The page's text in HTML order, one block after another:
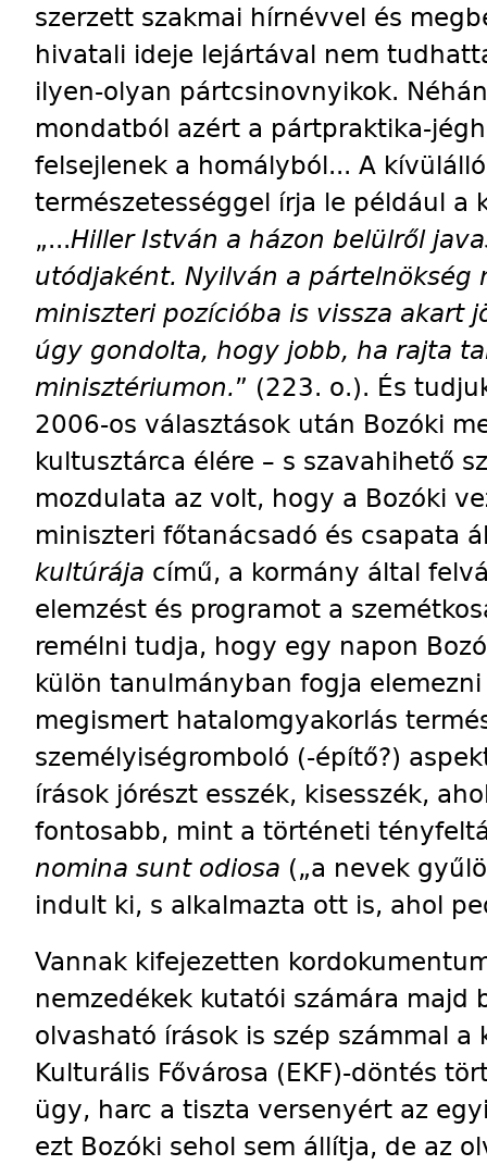
szerzett szakmai hírnévvel és
hivatali ideje lejártával nem
ilyen-olyan pártcsinovnyikok.
mondatból azért a pártpraktika-
felsejlenek a homályból... A
természetességgel írja le például a
„...Hiller István a házon belülről
utódjaként. Nyilván a pártelnökség
miniszteri pozícióba is vissza akart
úgy gondolta, hogy jobb, ha rajta
minisztériumon.” (223. o.). És
2006-os választások után Bozóki
kultusztárca élére – s szavahihető
mozdulata az volt, hogy a Bozóki
miniszteri főtanácsadó és csapata
kultúrája című, a kormány által
elemzést és programot a
remélni tudja, hogy egy napon
külön tanulmányban fogja
megismert hatalomgyakorlás
személyiségromboló (-építő?)
írások jórészt esszék, kisesszék,
fontosabb, mint a történeti
nomina sunt odiosa („a nevek
indult ki, s alkalmazta ott is, ahol
Vannak kifejezetten
nemzedékek kutatói számára majd
olvasható írások is szép számmal a
Kulturális Fővárosa (EKF)-döntés
ügy, harc a tiszta versenyért az
ezt Bozóki sehol sem állítja, de az